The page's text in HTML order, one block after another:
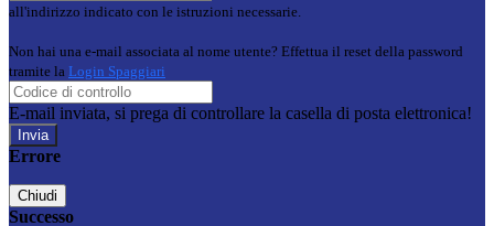
all'indirizzo indicato con le istruzioni necessarie.
Non hai una e-mail associata al nome utente? Effettua il reset della password
tramite la Login Spaggiari
E-mail inviata, si prega di controllare la casella di posta elettronica!
Errore
Chiudi
Successo